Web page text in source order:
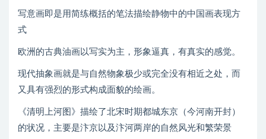
写意画即是用简练概括的笔法描绘静物中的中国画表现方
式
欧洲的古典油画以写实为主，形象逼真，有真实的感觉。
现代抽象画就是与自然物象极少或完全没有相近之处，而
又具有强烈的形式构成面貌的绘画。
《清明上河图》描绘了北宋时期都城东京（今河南开封）
的状况，主要是汴京以及汴河两岸的自然风光和繁荣景